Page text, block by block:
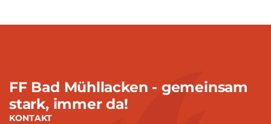
FF Bad Mühllacken - gemeinsam
stark, immer da!
KONTAKT